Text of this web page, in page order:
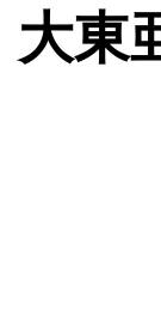
大東